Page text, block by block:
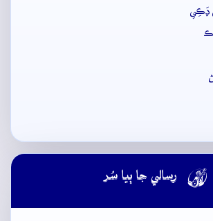
ڍَڪِي
 رسالي جا ٻيا سُر